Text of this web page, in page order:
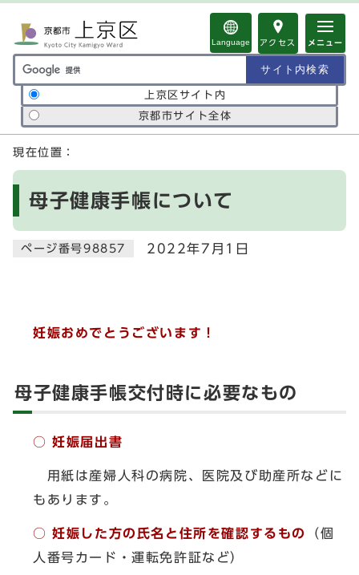
Language アクセス メニュー
サイト内検索の範囲
上京区サイト内
京都市サイト全体
ここから本文です
現在位置：
母子健康手帳について
ページ番号98857 2022年7月1日
妊娠おめでとうございます！
母子健康手帳交付時に必要なもの
○ 妊娠届出書
用紙は産婦人科の病院、医院及び助産所などに
もあります。
○ 妊娠した方の氏名と住所を確認するもの
（個
人番号カード・運転免許証など）